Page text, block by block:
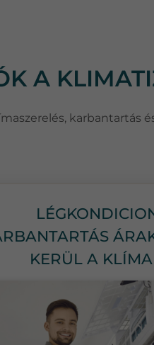
A
karbantartás
KERÜL A KLÍMA